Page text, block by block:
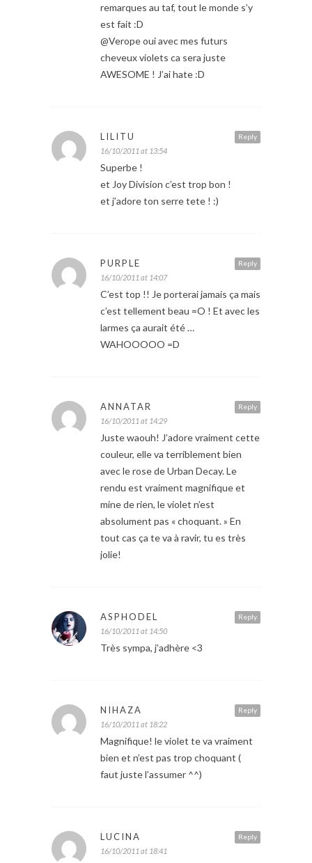
remarques au taf, tout le monde s’y
est fait :D
@Verope oui avec mes futurs
cheveux violets ca sera juste
AWESOME ! J’ai hate :D
Reply
LILITU
16/10/2011 at 13:54
Superbe !
et Joy Division c’est trop bon !
et j’adore ton serre tete ! :)
Reply
PURPLE
16/10/2011 at 14:07
C’est top !! Je porterai jamais ça mais
c’est tellement beau =O ! Et avec les
larmes ça aurait été …
WAHOOOOO =D
Reply
ANNATAR
16/10/2011 at 14:29
Juste waouh! J’adore vraiment cette
couleur, elle va terriblement bien
avec le rose de Urban Decay. Le
rendu est vraiment magnifique et
mine de rien, le violet n’est
absolument pas « choquant. » En
tout cas ça te va à ravir, tu es très
jolie!
Reply
ASPHODEL
16/10/2011 at 14:50
Très sympa, j’adhère <3
Reply
NIHAZA
16/10/2011 at 18:22
Magnifique! le violet te va vraiment
bien et n’est pas trop choquant (
faut juste l’assumer ^^)
Reply
LUCINA
16/10/2011 at 18:41